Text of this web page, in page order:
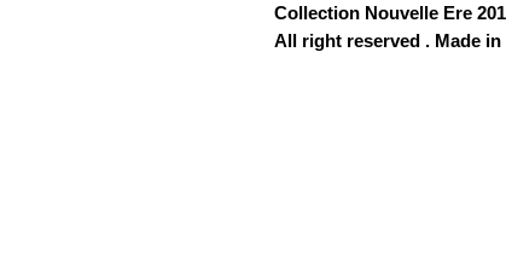
Collection Nouvelle Ere
All right reserved . Made in